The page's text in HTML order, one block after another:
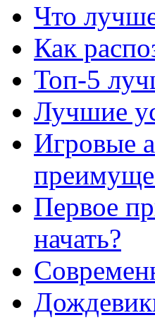
Что
Как
Топ-5
Лучшие
Игровые
Первое
начать?